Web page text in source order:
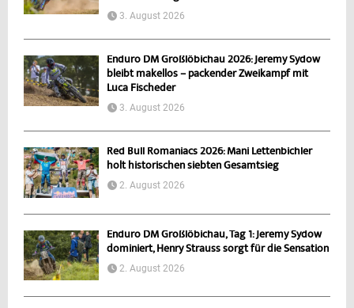
3. August 2026
Enduro DM Großlöbichau 2026: Jeremy Sydow
bleibt makellos – packender Zweikampf mit
Luca Fischeder
3. August 2026
Red Bull Romaniacs 2026: Mani Lettenbichler
holt historischen siebten Gesamtsieg
2. August 2026
Enduro DM Großlöbichau, Tag 1: Jeremy Sydow
dominiert, Henry Strauss sorgt für die Sensation
2. August 2026